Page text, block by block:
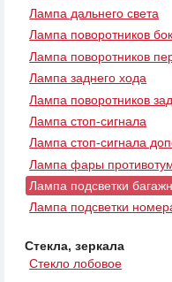
Лампа дальнего света
Лампа поворотников
Лампа поворотников
Лампа заднего хода
Лампа поворотников
Лампа стоп-сигнала
Лампа стоп-сигнала
Лампа фары
Лампа подсветки
Лампа подсветки
Стекла, зеркала
Стекло лобовое